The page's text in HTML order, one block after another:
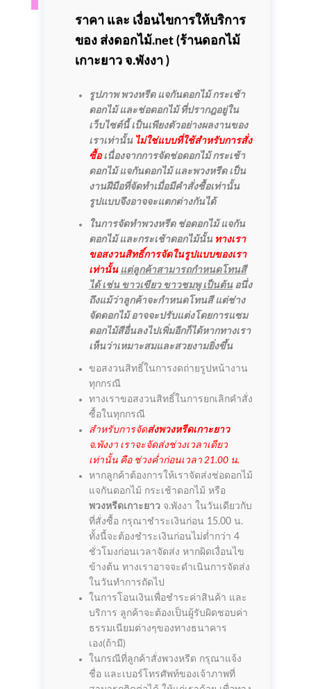
ราคา และ เงื่อนไขการให้บริการ
ของ ส่งดอกไม้.net (ร้านดอกไม้
เกาะยาว จ.พังงา )
รูปภาพ พวงหรีด แจกันดอกไม้ กระเช้า
ดอกไม้ และช่อดอกไม้ ที่ปรากฎอยู่ใน
เว็บไซต์นี้ เป็นเพียงตัวอย่างผลงานของ
เราเท่านั้น ไม่ใช่แบบที่ใช้สำหรับการสั่ง
ซื้อเนื่องจากการจัดช่อดอกไม้ กระเช้า
ดอกไม้ แจกันดอกไม้ และพวงหรีด เป็น
งานฝีมือที่จัดทำเมื่อมีคำสั่งซื้อเท่านั้น
รูปแบบจึงอาจจะแตกต่างกันได้
ในการจัดทำพวงหรีด ช่อดอกไม้ แจกัน
ดอกไม้ และกระเช้าดอกไม้นั้น ทางเรา
ขอสงวนสิทธิ์การจัดในรูปแบบของเรา
เท่านั้น แต่ลูกค้าสามารถกำหนดโทนสี
ได้ เช่น ขาวเขียว ขาวชมพู เป็นต้นอนึ่ง
ถึงแม้ว่าลูกค้าจะกำหนดโทนสี แต่ช่าง
จัดดอกไม้ อาจจะปรับแต่งโดยการแซม
ดอกไม้สีอื่นลงไปเพิ่มอีกก็ได้หากทางเรา
เห็นว่าเหมาะสมและสวยงามยิ่งขึ้น
ขอสงวนสิทธิ์ในการงดถ่ายรูปหน้างาน
ทุกกรณี
ทางเราขอสงวนสิทธิ์ในการยกเลิกคำสั่ง
ซื้อในทุกกรณี
สำหรับการจัดส่งพวงหรีดเกาะยาว
จ.พังงา เราจะจัดส่งช่วงเวลาเดียว
เท่านั้น คือ ช่วงค่ำก่อนเวลา 21.00 น.
หากลูกค้าต้องการให้เราจัดส่งช่อดอกไม้
แจกันดอกไม้ กระเช้าดอกไม้ หรือ
พวงหรีดเกาะยาว จ.พังงา ในวันเดียวกับ
ที่สั่งซื้อ กรุณาชำระเงินก่อน 15.00 น.
ทั้งนี้จะต้องชำระเงินก่อนไม่ต่ำกว่า 4
ชั่วโมงก่อนเวลาจัดส่ง หากผิดเงื่อนไข
ข้างต้น ทางเราอาจจะดำเนินการจัดส่ง
ในวันทำการถัดไป
ในการโอนเงินเพื่อชำระค่าสินค้า และ
บริการ ลูกค้าจะต้องเป็นผู้รับผิดชอบค่า
ธรรมเนียมต่างๆของทางธนาคาร
เอง(ถ้ามี)
ในกรณีที่ลูกค้าสั่งพวงหรีด กรุณาแจ้ง
ชื่อ และเบอร์โทรศัพท์ของเจ้าภาพที่